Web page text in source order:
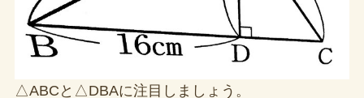
△ABCと△DBAに注目しましょう。